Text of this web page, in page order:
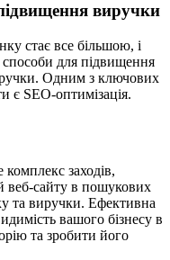
виручки
стає все більшою, і
способи для підвищення
Одним з ключових
є SEO-оптимізація.
заходів,
веб-сайту в пошукових
та виручки. Ефективна
вашого бізнесу в
та зробити його